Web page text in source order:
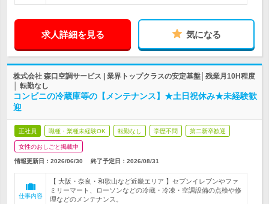
求人詳細を見る 気になる
株式会社 森口空調サービス | 業界トップクラスの安定基盤│残業月10H程度
│ 転勤なし
コンビニの冷蔵庫等の【メンテナンス】★土日祝休み★未経験歓
迎
正社員 職種・業種未経験OK 転勤なし 学歴不問 第二新卒歓迎
女性のおしごと掲載中
情報更新日：2026/06/30 終了予定日： 2026/08/31
仕事内容
【 大阪・奈良・和歌山など近畿エリア 】セブンイレブンやファ
ミリーマート、ローソンなどの冷蔵・冷凍・空調設備の点検や修
理などのメンテナンス。